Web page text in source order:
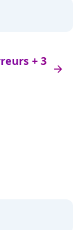
arrow_right
+ 3